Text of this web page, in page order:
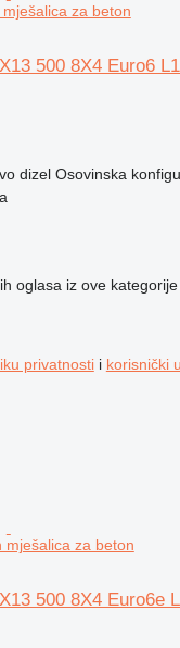
za beton
500 8X4 Euro6
dizel Osovinska
oglasa iz ove kategorije
privatnostii korisnički
mješalica za beton
500 8X4 Euro6e